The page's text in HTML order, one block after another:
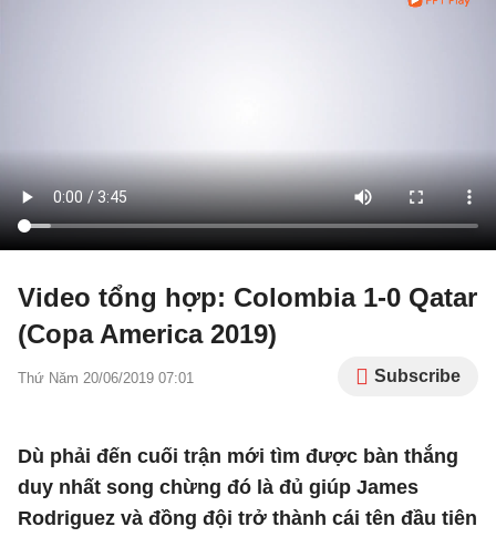
Video tổng hợp: Colombia 1-0 Qatar
(Copa America 2019)
Thứ Năm 20/06/2019 07:01 Subscribe
Dù phải đến cuối trận mới tìm được bàn thắng
duy nhất song chừng đó là đủ giúp James
Rodriguez và đồng đội trở thành cái tên đầu tiên